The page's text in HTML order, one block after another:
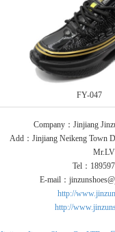
FY-047
Company：Jinjiang
Add：Jinjiang Neikeng Town
Mr.LV
Tel：
E-mail：
http://
http://